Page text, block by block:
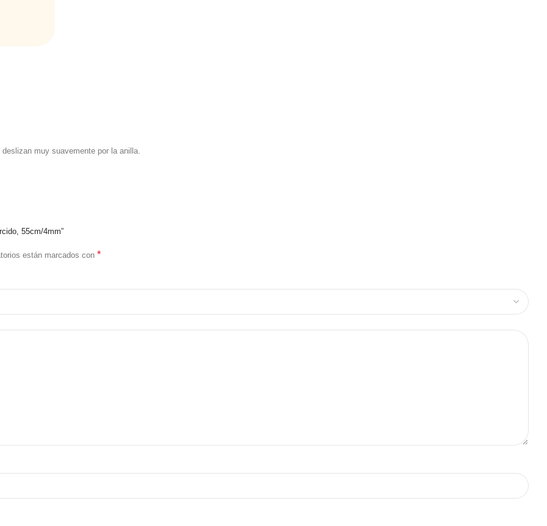
muy suavemente por la anilla.
55cm/4mm”
están marcados con *